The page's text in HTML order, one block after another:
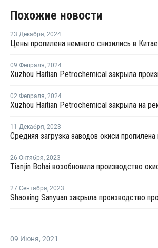
Похожие новости
23 Декабря, 2024
Цены пропилена немного снизились в Китае
09 Февраля, 2024
02 Февраля, 2024
11 Декабря, 2023
26 Октября, 2023
27 Сентября, 2023
09 Июня, 2021